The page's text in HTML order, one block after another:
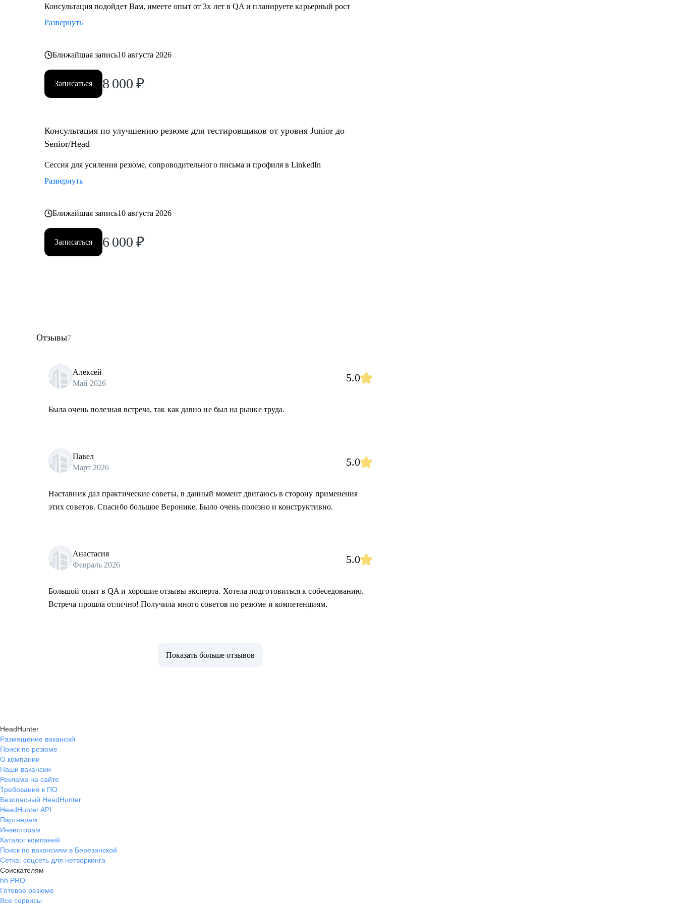
• Начинающий / Junior QA
• QA Lead
Консультация подойдет Вам, имеете опыт от 3х лет в QA и планируете карьерный рост
Развернуть
Ближайшая запись10 августа 2026
Записаться 8 000 ₽
Консультация по улучшению резюме для тестировщиков от уровня Junior до
Senior/Head
Сессия для усиления резюме, сопроводительного письма и профиля в LinkedIn
Развернуть
Ближайшая запись10 августа 2026
Записаться 6 000 ₽
Отзывы7
Алексей
Май 2026
5.0
Была очень полезная встреча, так как давно не был на рынке труда.
Павел
Март 2026
5.0
Наставник дал практические советы, в данный момент двигаюсь в сторону применения
этих советов. Спасибо большое Веронике. Было очень полезно и конструктивно.
Анастасия
Февраль 2026
5.0
Большой опыт в QA и хорошие отзывы эксперта. Хотела подготовиться к собеседованию.
Встреча прошла отлично! Получила много советов по резюме и компетенциям.
Показать больше отзывов
HeadHunter
Размещение вакансий
Поиск по резюме
О компании
Наши вакансии
Реклама на сайте
Требования к ПО
Безопасный HeadHunter
HeadHunter API
Партнерам
Инвесторам
Каталог компаний
Поиск по вакансиям в Березанской
Сетка: соцсеть для нетворкинга
Соискателям
hh PRO
Готовое резюме
Все сервисы